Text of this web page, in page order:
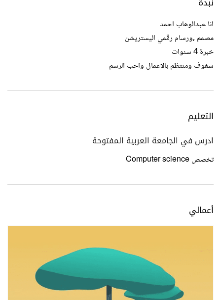
انا عبدالوهاب احمد
مصمم ,ورسام رقمي اليستريشن
خبرة 4 سنوات
شغوف ومنتظم بالاعمال واحب الرسم
التعليم
ادرس في الجامعة العربية المفتوحة
تخصص Computer science
أعمالي